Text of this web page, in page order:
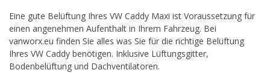
Eine gute Belüftung Ihres VW Caddy Maxi ist Voraussetzung für
einen angenehmen Aufenthalt in Ihrem Fahrzeug. Bei
vanworx.eu finden Sie alles was Sie für die richtige Belüftung
Ihres VW Caddy benötigen. Inklusive Lüftungsgitter,
Bodenbelüftung und Dachventilatoren.